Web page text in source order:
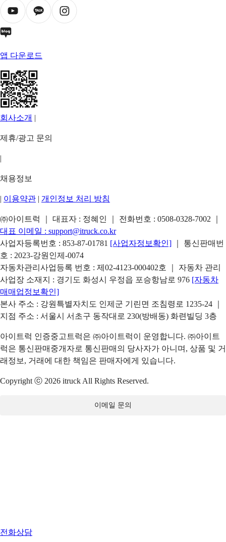
앱 다운로드
회사소개 |
제휴/광고 문의
|
채용정보
| 이용약관 | 개인정보 처리 방침
㈜아이트럭 ｜ 대표자 : 정혜인 ｜ 전화번호 : 0508-0328-7002
대표 이메일 : support@itruck.co.kr
사업자등록번호 : 853-87-01781 [사업자정보확인]
｜ 통신판매번
호 : 2023-강원인제-0074
자동차관리사업등록 번호 : 제02-4123-000402호 ｜ 자동차 관리
사업장 소재지 : 경기도 화성시 우정읍 포승항남로 976 [자동차
매매업정보확인]
본사 주소 : 강원특별자치도 인제군 기린면 조침령로 1235-24 ｜
지점 주소 : 서울시 서초구 동작대로 230(방배동) 화련빌딩 3층
아이트럭 인증중고트럭은 ㈜아이트럭이 운영합니다. ㈜아이트
럭은 통신판매중개자로 통신판매의 당사자가 아니며, 상품 및 거
래정보, 거래에 대한 책임은 판매자에게 있습니다.
Copyright ⓒ 2026 itruck All Rights Reserved.
이메일 문의
전화상담